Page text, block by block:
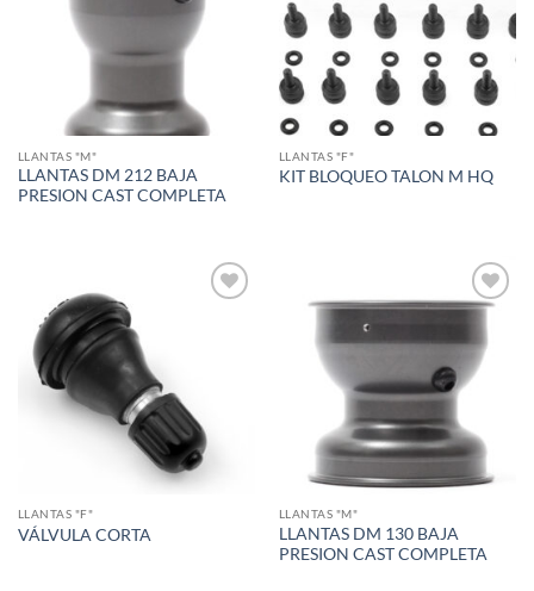
LLANTAS "M"
LLANTAS DM 212 BAJA
PRESION CAST COMPLETA
LLANTAS "F"
KIT BLOQUEO TALON M HQ
LLANTAS "F"
VÁLVULA CORTA
LLANTAS "M"
LLANTAS DM 130 BAJA
PRESION CAST COMPLETA